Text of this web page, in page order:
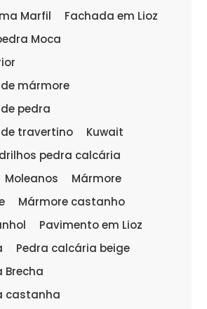
Marfil
Fachada em Lioz
Moca
mármore
pedra
travertino
Kuwait
pedra calcária
Moleanos
Mármore
Mármore castanho
Pavimento em Lioz
Pedra calcária beige
Brecha
castanha